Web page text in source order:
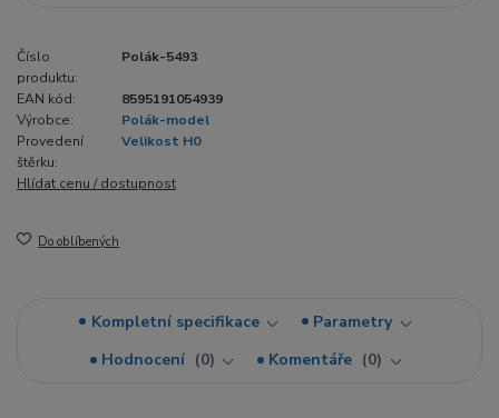
Číslo
produktu:
Polák-5493
EAN kód:
8595191054939
Výrobce:
Polák-model
Provedení
štěrku:
Velikost H0
Hlídat cenu / dostupnost
Do oblíbených
Kompletní specifikace
Parametry
Hodnocení
0 Komentáře 0